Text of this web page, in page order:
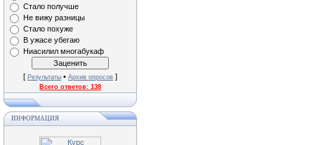
Стало получше
Не вижу разницы
Стало похуже
В ужасе убегаю
Ниасилил многабукаф
[ Результаты • Архив опросов ]
Всего ответов: 138
ИНФОРМАЦИЯ